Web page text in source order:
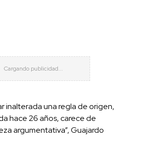
inalterada una regla de origen,
hace 26 años, carece de
argumentativa”, Guajardo